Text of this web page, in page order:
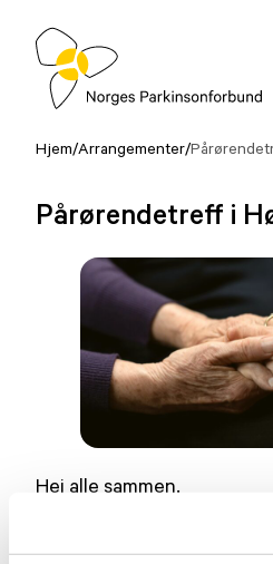
Hopp
innholdNorges
Hjem/Arrangementer/
Pårørendetreff i
Hei alle sammen.
Nå har vi allerede